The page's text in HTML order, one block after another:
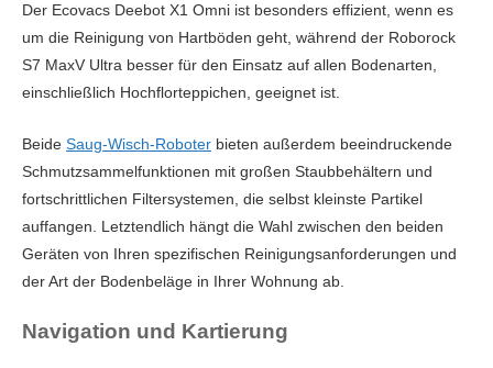
Der Ecovacs Deebot X1 Omni ist besonders effizient, wenn es
um die Reinigung von Hartböden geht, während der Roborock
S7 MaxV Ultra besser für den Einsatz auf allen Bodenarten,
einschließlich Hochflorteppichen, geeignet ist.
Beide Saug-Wisch-Roboter bieten außerdem beeindruckende
Schmutzsammelfunktionen mit großen Staubbehältern und
fortschrittlichen Filtersystemen, die selbst kleinste Partikel
auffangen. Letztendlich hängt die Wahl zwischen den beiden
Geräten von Ihren spezifischen Reinigungsanforderungen und
der Art der Bodenbeläge in Ihrer Wohnung ab.
Navigation und Kartierung